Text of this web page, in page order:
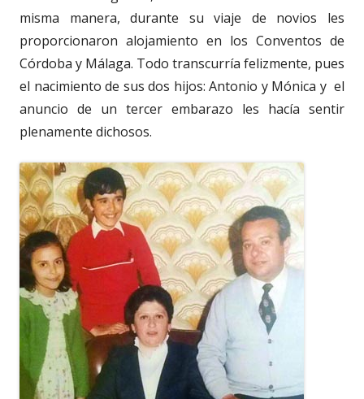
misma manera, durante su viaje de novios les
proporcionaron alojamiento en los Conventos de
Córdoba y Málaga. Todo transcurría felizmente, pues
el nacimiento de sus dos hijos: Antonio y Mónica y el
anuncio de un tercer embarazo les hacía sentir
plenamente dichosos.